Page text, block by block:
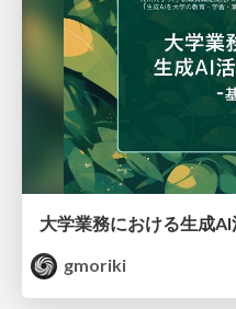
大学業務における生成
gmoriki